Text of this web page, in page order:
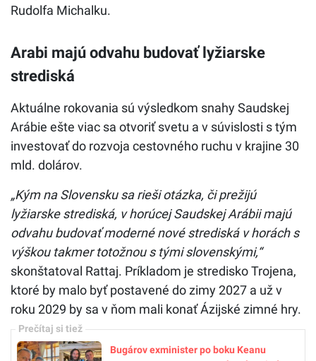
Rudolfa Michalku.
Arabi majú odvahu budovať lyžiarske
strediská
Aktuálne rokovania sú výsledkom snahy Saudskej
Arábie ešte viac sa otvoriť svetu a v súvislosti s tým
investovať do rozvoja cestovného ruchu v krajine 30
mld. dolárov.
„Kým na Slovensku sa rieši otázka, či prežijú
lyžiarske strediská, v horúcej Saudskej Arábii majú
odvahu budovať moderné nové strediská v horách s
výškou takmer totožnou s tými slovenskými,“
skonštatoval Rattaj. Príkladom je stredisko Trojena,
ktoré by malo byť postavené do zimy 2027 a už v
roku 2029 by sa v ňom mali konať Ázijské zimné hry.
Bugárov exminister po boku Keanu